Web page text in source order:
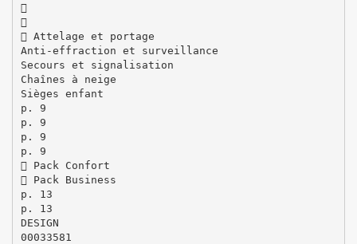


 Attelage et portage
Anti-effraction et surveillance
Secours et signalisation
Chaînes à neige
Sièges enfant
p. 9
p. 9
p. 9
p. 9
 Pack Confort
 Pack Business
p. 13
p. 13
DESIGN
00033581